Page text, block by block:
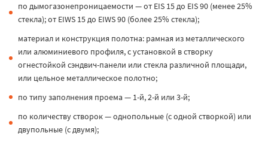
по дымогазонепроницаемости — от EIS 15 до EIS 90 (менее 25%
стекла); от EIWS 15 до EIWS 90 (более 25% стекла);
материал и конструкция полотна: рамная из металлического
или алюминиевого профиля, с установкой в створку
огнестойкой сэндвич-панели или стекла различной площади,
или цельное металлическое полотно;
по типу заполнения проема — 1-й, 2-й или 3-й;
по количеству створок — однопольные (с одной створкой) или
двупольные (с двумя);